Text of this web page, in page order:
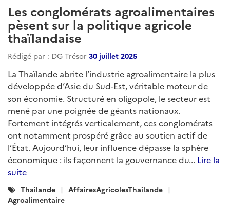
Les conglomérats agroalimentaires
pèsent sur la politique agricole
thaïlandaise
Rédigé par : DG Trésor 30 juillet 2025
La Thaïlande abrite l’industrie agroalimentaire la plus
développée d’Asie du Sud-Est, véritable moteur de
son économie. Structuré en oligopole, le secteur est
mené par une poignée de géants nationaux.
Fortement intégrés verticalement, ces conglomérats
ont notamment prospéré grâce au soutien actif de
l’État. Aujourd’hui, leur influence dépasse la sphère
économique : ils façonnent la gouvernance du... Lire la
suite
Catégories
:
Thailande
AffairesAgricolesThailande
Agroalimentaire